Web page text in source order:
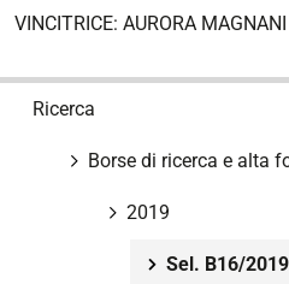
VINCITRICE: AURORA MAGNANI
Ricerca
Borse di ricerca e alta
2019
Sel. B16/2019